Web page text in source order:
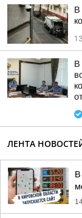
В
В
ЛЕНТА
В